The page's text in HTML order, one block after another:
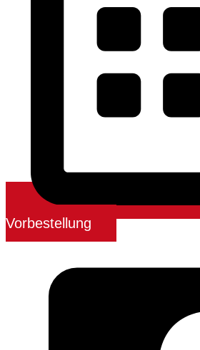
Vorbestellung